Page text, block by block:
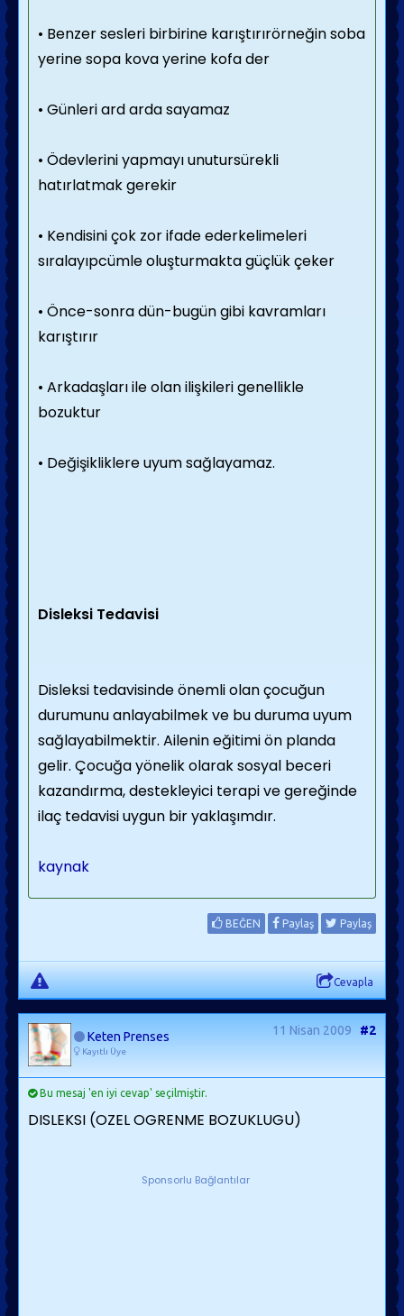
• Benzer sesleri birbirine karıştırırörneğin soba
yerine sopa kova yerine kofa der
• Günleri ard arda sayamaz
• Ödevlerini yapmayı unutursürekli
hatırlatmak gerekir
• Kendisini çok zor ifade ederkelimeleri
sıralayıpcümle oluşturmakta güçlük çeker
• Önce-sonra dün-bugün gibi kavramları
karıştırır
• Arkadaşları ile olan ilişkileri genellikle
bozuktur
• Değişikliklere uyum sağlayamaz.
Disleksi Tedavisi
Disleksi tedavisinde önemli olan çocuğun
durumunu anlayabilmek ve bu duruma uyum
sağlayabilmektir. Ailenin eğitimi ön planda
gelir. Çocuğa yönelik olarak sosyal beceri
kazandırma, destekleyici terapi ve gereğinde
ilaç tedavisi uygun bir yaklaşımdır.
kaynak
BEĞEN Paylaş Paylaş
Cevapla
Keten Prenses
Kayıtlı Üye
11 Nisan 2009 #2
Bu mesaj 'en iyi cevap' seçilmiştir.
DISLEKSI (OZEL OGRENME BOZUKLUGU)
Sponsorlu Bağlantılar